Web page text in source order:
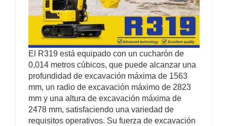
El R319 está equipado con un cucharón de
0,014 metros cúbicos, que puede alcanzar una
profundidad de excavación máxima de 1563
mm, un radio de excavación máximo de 2823
mm y una altura de excavación máxima de
2478 mm, satisfaciendo una variedad de
requisitos operativos. Su fuerza de excavación